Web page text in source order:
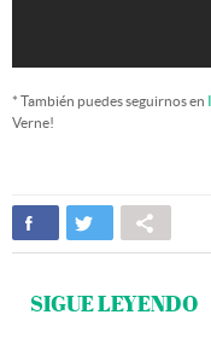
* También puedes seguirnos en
Verne!
SIGUE LEYENDO